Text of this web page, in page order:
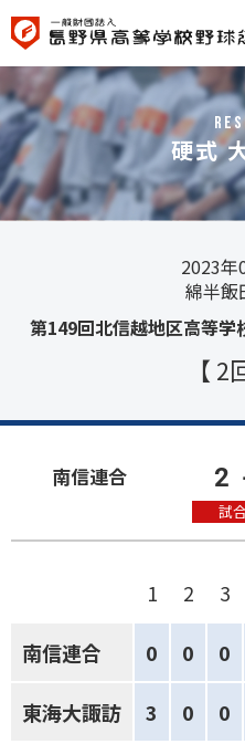
硬式
2023年
綿半飯
第149回北信越地区高等
【 2
南信連合 2
試
1 2 3
南信連合 0 0 0
東海大諏訪 3 0 0